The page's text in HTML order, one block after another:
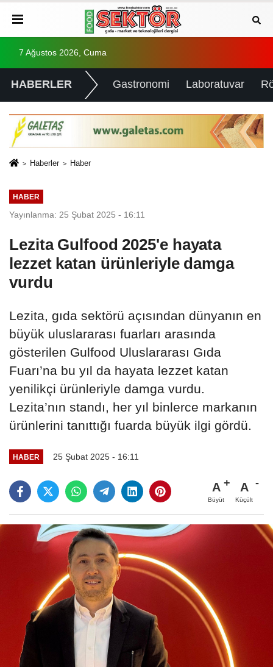
7 Ağustos 2026, Cuma
HABERLER Gastronomi Laboratuvar
Haberler Haber
HABER
Yayınlanma: 25 Şubat 2025 - 16:11
Lezita Gulfood 2025'e hayata
lezzet katan ürünleriyle damga
vurdu
Lezita, gıda sektörü açısından dünyanın en
büyük uluslararası fuarları arasında
gösterilen Gulfood Uluslararası Gıda
Fuarı’na bu yıl da hayata lezzet katan
yenilikçi ürünleriyle damga vurdu.
Lezita’nın standı, her yıl binlerce markanın
ürünlerini tanıttığı fuarda büyük ilgi gördü.
HABER 25 Şubat 2025 - 16:11
A
Büyüt
A
Küçült